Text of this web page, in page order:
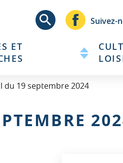
Header
-
Suivez-
ET
du 19 septembre 2024